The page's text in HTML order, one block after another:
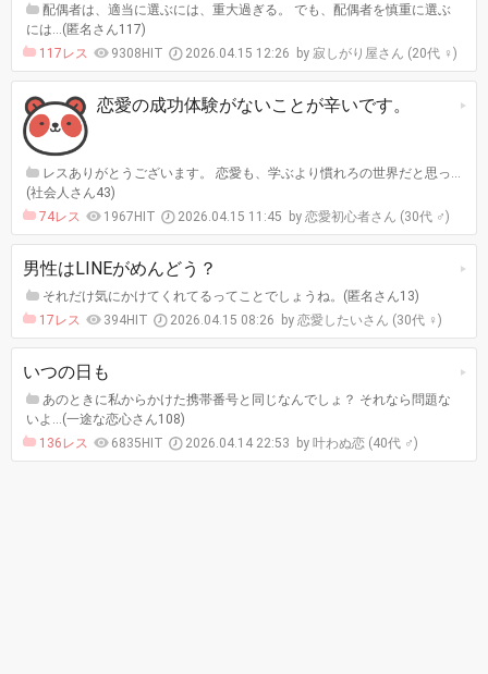
配偶者は、適当に選ぶには、重大過ぎる。 でも、配偶者を慎重に選ぶ
には…(匿名さん117)
117レス
9308HIT 2026.04.15 12:26 寂しがり屋さん (20代 ♀)
恋愛の成功体験がないことが辛いです。
レスありがとうございます。 恋愛も、学ぶより慣れろの世界だと思っ…
(社会人さん43)
74レス
1967HIT 2026.04.15 11:45 恋愛初心者さん (30代 ♂)
男性はLINEがめんどう？
それだけ気にかけてくれてるってことでしょうね。(匿名さん13)
17レス
394HIT 2026.04.15 08:26 恋愛したいさん (30代 ♀)
いつの日も
あのときに私からかけた携帯番号と同じなんでしょ？ それなら問題な
いよ…(一途な恋心さん108)
136レス
6835HIT 2026.04.14 22:53 叶わぬ恋 (40代 ♂)